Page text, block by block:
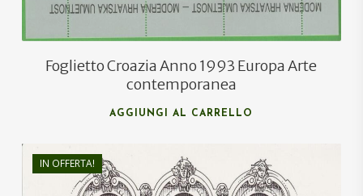
Foglietto Croazia Anno 1993 Europa Arte
contemporanea
AGGIUNGI AL CARRELLO
IN OFFERTA!